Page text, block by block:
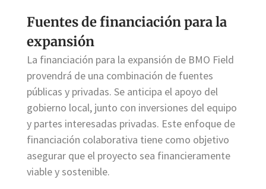
Fuentes de financiación para la
expansión
La financiación para la expansión de BMO Field
provendrá de una combinación de fuentes
públicas y privadas. Se anticipa el apoyo del
gobierno local, junto con inversiones del equipo
y partes interesadas privadas. Este enfoque de
financiación colaborativa tiene como objetivo
asegurar que el proyecto sea financieramente
viable y sostenible.